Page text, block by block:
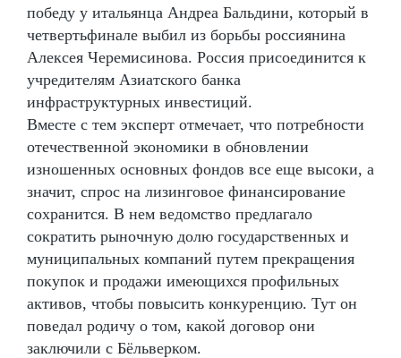
победу у итальянца Андреа Бальдини, который в
четвертьфинале выбил из борьбы россиянина
Алексея Черемисинова. Россия присоединится к
учредителям Азиатского банка
инфраструктурных инвестиций.
Вместе с тем эксперт отмечает, что потребности
отечественной экономики в обновлении
изношенных основных фондов все еще высоки, а
значит, спрос на лизинговое финансирование
сохранится. В нем ведомство предлагало
сократить рыночную долю государственных и
муниципальных компаний путем прекращения
покупок и продажи имеющихся профильных
активов, чтобы повысить конкуренцию. Тут он
поведал родичу о том, какой договор они
заключили с Бёльверком.